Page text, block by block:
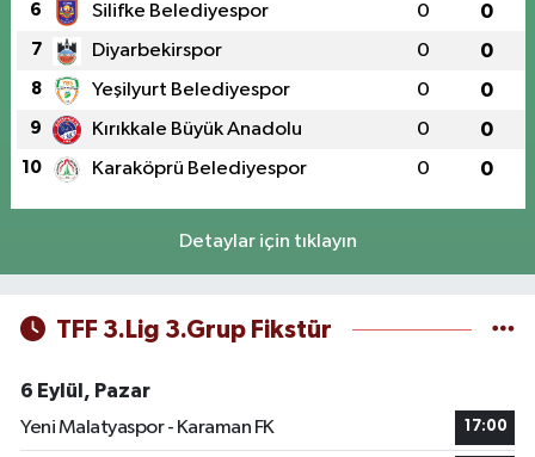
6 Silifke Belediyespor 0 0
7 Diyarbekirspor 0 0
8 Yeşilyurt Belediyespor 0 0
9 Kırıkkale Büyük Anadolu 0 0
10 Karaköprü Belediyespor 0 0
Detaylar için tıklayın
TFF 3.Lig 3.Grup Fikstür
6 Eylül, Pazar
Yeni Malatyaspor - Karaman FK
17:00